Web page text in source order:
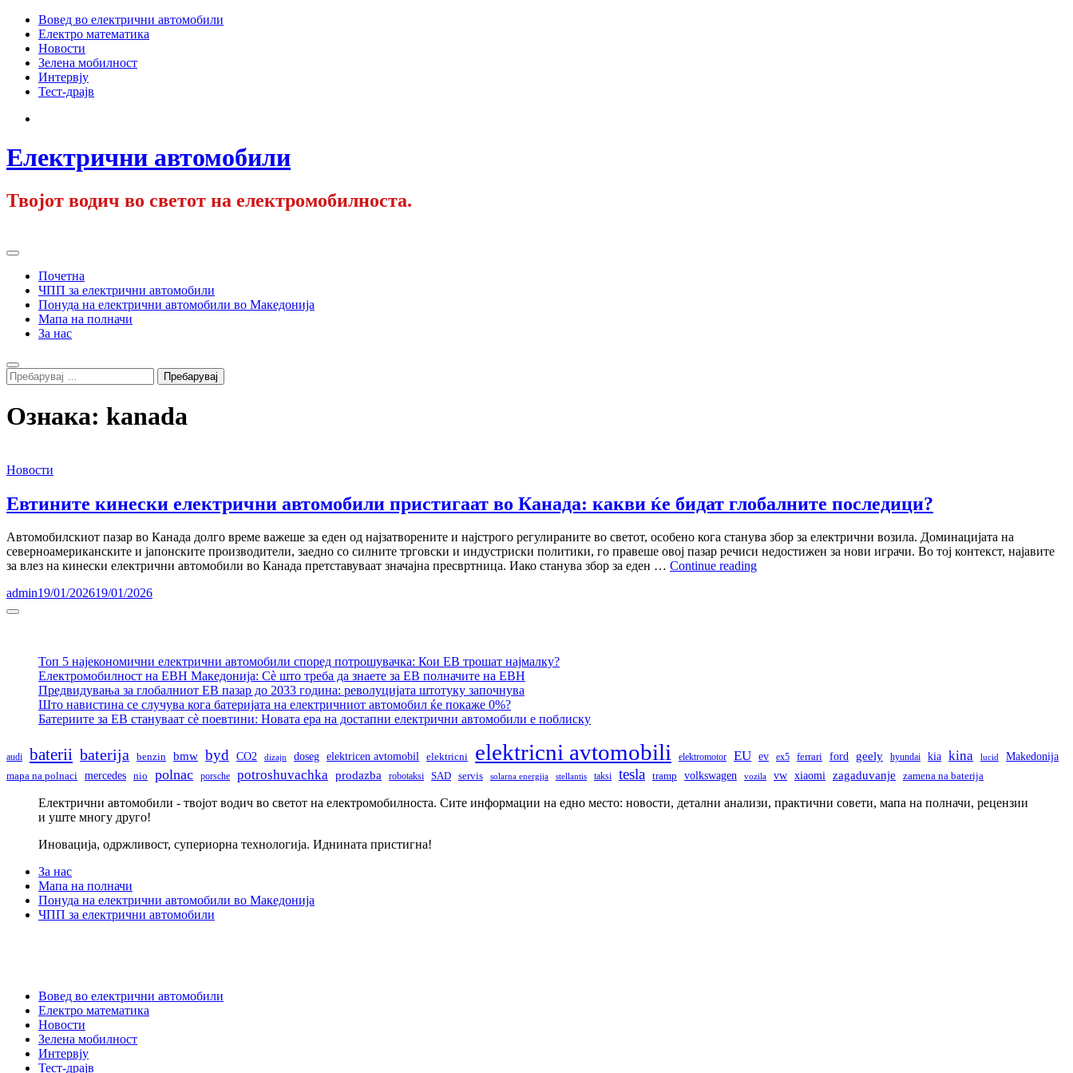
Skip
content
Вовед во електрични автомобили
Електро математика
Новости
Зелена мобилност
Интервју
Тест-драјв
Електрични автомобили
Твојот водич во светот на електромобилноста.
Primary
Почетна
ЧПП за електрични автомобили
Понуда на електрични автомобили во Македонија
Мапа на полначи
За нас
Search
Пребарувај
за:
Ознака: kanada
Новости
Евтините кинески електрични автомобили пристигаат во Канада: какви ќе бидат глобалните последици?
Автомобилскиот пазар во Канада долго време важеше за еден од најзатворените и најстрого регулираните во светот, особено кога станува збор за електрични возила. Доминацијата на
северноамериканските и јапонските производители, заедно со силните трговски и индустриски политики, го правеше овој пазар речиси недостижен за нови играчи. Во тој контекст, најавите
за влез на кинески електрични автомобили во Канада претставуваат значајна пресвртница. Иако станува збор за еден … Continue readingЕвтините
admin19/01/202619/01/2026
Sidebar
Топ 5 најекономични електрични автомобили според потрошувачка: Кои ЕВ трошат најмалку?
Електромобилност на ЕВН Македонија: Сè што треба да знаете за ЕВ полначите на ЕВН
Предвидувања за глобалниот ЕВ пазар до 2033 година: револуцијата штотуку започнува
Што навистина се случува кога батеријата на електричниот автомобил ќе покаже 0%?
Батериите за ЕВ стануваат сè поевтини: Новата ера на достапни електрични автомобили е поблиску
audi baterii baterija benzin bmw byd CO2 dizajn doseg elektricen avtomobil elektricni elektricni avtomobili elektromotor EU ev ex5 ferrari ford geely hyundai kia kina lucid Makedonija
mapa na polnaci mercedes nio polnac porsche potroshuvachka prodazba robotaksi SAD servis solarna energija stellantis taksi tesla tramp volkswagen vozila vw xiaomi zagaduvanje zamena na baterija
Електрични автомобили - твојот водич во светот на електромобилноста. Сите информации на едно место: новости, детални анализи, практични совети, мапа на полначи, рецензии
и уште многу друго!
Иновација, одржливост, супериорна технологија. Иднината пристигна!
За нас
Мапа на полначи
Понуда на електрични автомобили во Македонија
ЧПП за електрични автомобили
Вовед во електрични автомобили
Електро математика
Новости
Зелена мобилност
Интервју
Тест-драјв